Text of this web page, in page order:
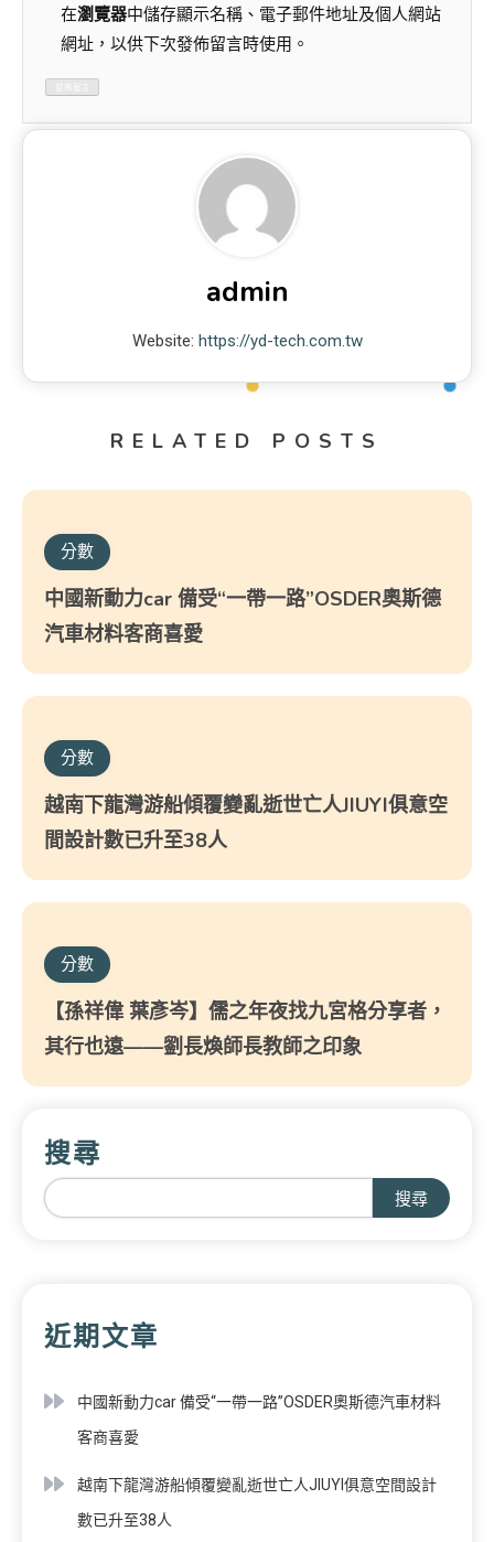
在瀏覽器中儲存顯示名稱、電子郵件地址及個人網站
網址，以供下次發佈留言時使用。
admin
Website: https://yd-tech.com.tw
RELATED POSTS
分數
中國新動力car 備受“一帶一路”OSDER奧斯德
汽車材料客商喜愛
分數
越南下龍灣游船傾覆變亂逝世亡人JIUYI俱意空
間設計數已升至38人
分數
【孫祥偉 葉彥岑】儒之年夜找九宮格分享者，
其行也遠——劉長煥師長教師之印象
搜尋
搜尋
近期文章
中國新動力car 備受“一帶一路”OSDER奧斯德汽車材料
客商喜愛
越南下龍灣游船傾覆變亂逝世亡人JIUYI俱意空間設計
數已升至38人